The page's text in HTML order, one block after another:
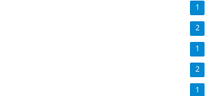
1
2
1
2
1